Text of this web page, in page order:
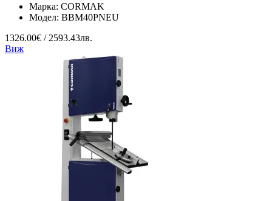
Марка: CORMAK
Модел: BBM40PNEU
1326.00€ / 2593.43лв.
Виж